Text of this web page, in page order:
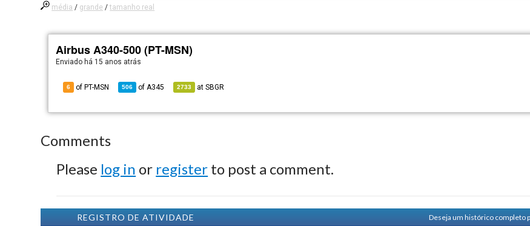
média / grande /tamanho real
Airbus A340-500 (PT-MSN)
Enviado há 15 anos atrás
6 of PT-MSN 506 ofA345 2733 atSBGR
Comments
Please log in or register to post a comment.
REGISTRO DE ATIVIDADE Deseja um histórico completo